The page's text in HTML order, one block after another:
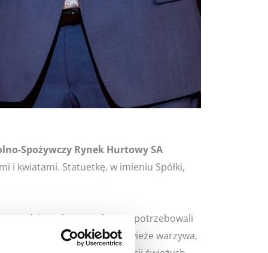
Spożywczy Rynek Hurtowy SA
i kwiatami. Statuetkę, w imieniu Spółki,
z rodzinnych gospodarstw, potrzebowali
zaopatrzenia w świeże warzywa,